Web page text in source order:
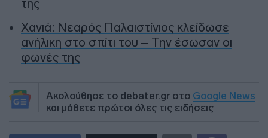
της
Χανιά: Νεαρός Παλαιστίνιος κλείδωσε
ανήλικη στο σπίτι του – Την έσωσαν οι
φωνές της
Ακολούθησε το debater.gr στο Google News
και μάθετε πρώτοι όλες τις ειδήσεις